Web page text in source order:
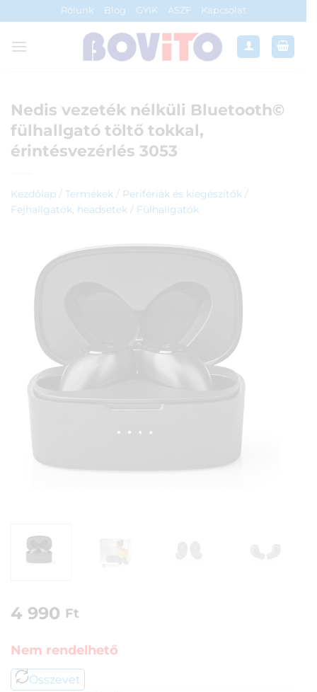
to
content
Rólunk Blog GYIK ÁSZF Kapcsolat
Nedis vezeték nélküli Bluetooth©
fülhallgató töltő tokkal,
érintésvezérlés 3053
Kezdőlap / Termékek / Perifériák és kiegészítők /
Fejhallgatók, headsetek / Fülhallgatók
4 990 Ft
Nem rendelhető
Összevet